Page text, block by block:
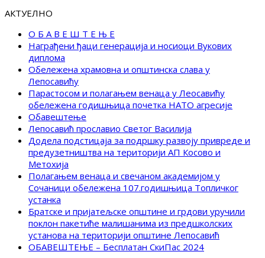
АКТУЕЛНО
О Б А В Е Ш Т Е Њ Е
Награђени ђаци генерација и носиоци Вукових
диплома
Обележена храмовна и општинска слава у
Лепосавићу
Парастосом и полагањем венаца у Леосавићу
обележена годишњица почетка НАТО агресије
Обавештење
Лепосавић прославио Светог Василија
Додела подстицаја за подршку развоју привреде и
предузетништва на територији АП Косово и
Метохија
Полагањем венаца и свечаном академијом у
Сочаници обележена 107.годишњица Топличког
устанка
Братске и пријатељске општине и грдови уручили
поклон пакетиће малишанима из предшколских
установа на територији општине Лепосавић
ОБАВЕШТЕЊЕ – Бесплатан СкиПас 2024